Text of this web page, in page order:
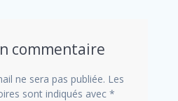
commentaire
ne sera pas publiée. Les
sont indiqués avec *